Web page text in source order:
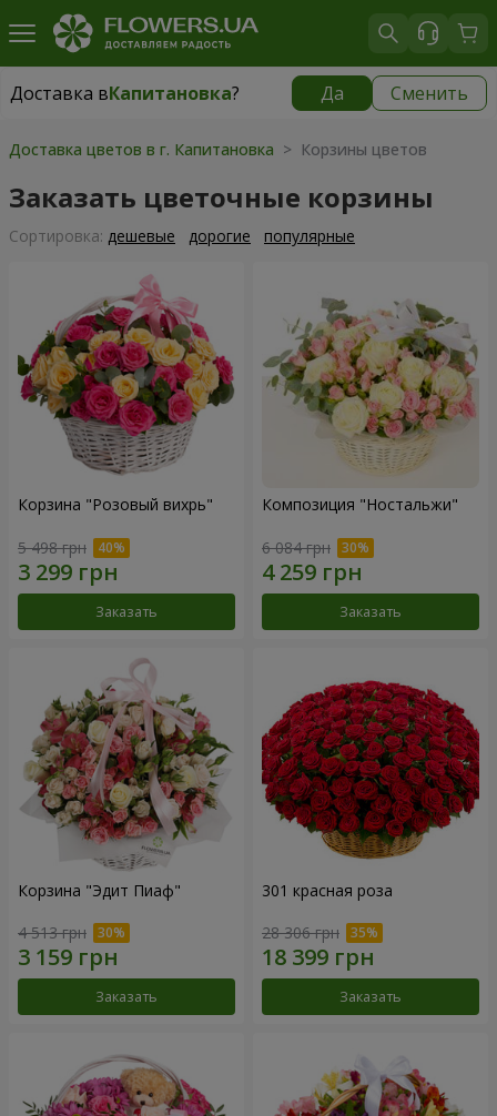
Доставка вКапитановка? Да Сменить
Доставка вКапитановка|
Доставка цветов в г. Капитановка > Корзины цветов
Заказать цветочные корзины
Cортировка: дешевые дорогие популярные
Корзина "Розовый вихрь"
5 498 грн
Заказать
Композиция "Ностальжи"
6 084 грн
Заказать
Корзина "Эдит Пиаф"
4 513 грн
Заказать
301 красная роза
28 306 грн
Заказать